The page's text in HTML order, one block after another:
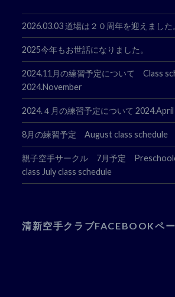
2026.03.03 道場は２０周年を迎えました
2025今年もお世話になりました。
2024.11月の練習予定について Class
2024.November
2024.４月の練習予定について
8月の練習予定 August class schedule
親子空手サークル 7月予定
class July class schedule
清新空手クラブFACEBOOKペ